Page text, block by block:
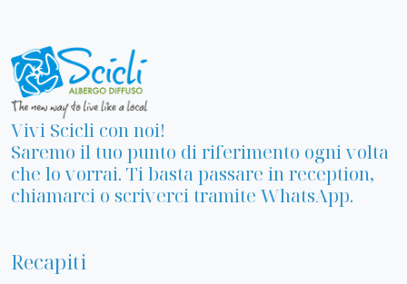
Vivi Scicli con noi!
Saremo il tuo punto di riferimento ogni volta
che lo vorrai. Ti basta passare in reception,
chiamarci o scriverci tramite WhatsApp.
Recapiti